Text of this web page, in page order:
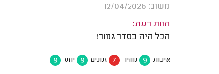
משוב: 12/04/2026
חוות דעת:
הכל היה בסדר גמור!
איכות 9 מחיר 7 זמנים 9 יחס 9